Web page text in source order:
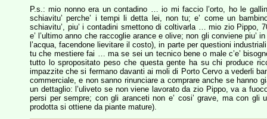
P.s.: mio nonno era un contadino … io mi faccio l’orto, ho le
schiavitu’ perche’ i tempi li detta lei, non tu; e’ come un
schiavitu’, piu’ i contadini smettono di coltivarla … mio zio Pippo,
e’ l’ultimo anno che raccoglie arance e olive; non gli conviene
l’acqua, facendone lievitare il costo), in parte per questioni
tu che mestiere fai … ma se sei un tecnico bene o male c’e’
tutto lo spropositato peso che questa gente ha su chi produce
impazzite che si fermano davanti ai moli di Porto Cervo a vederli
commerciale, e non sanno rinunciare a comprare anche se hanno
un dettaglio: l’uliveto se non viene lavorato da zio Pippo, va a
persi per sempre; con gli aranceti non e’ cosi’ grave, ma con gli
prodotta si ottiene da piante mature).